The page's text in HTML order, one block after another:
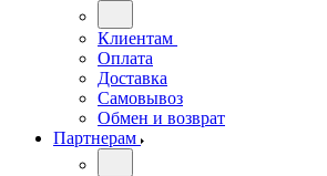
Клиентам
Оплата
Доставка
Самовывоз
Обмен и возврат
Партнерам